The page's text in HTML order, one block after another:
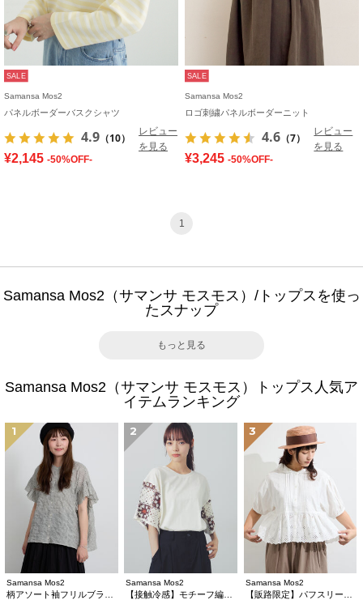
SALE
Samansa Mos2
パネルボーダーバスクシャツ
4.9 （10）
レビュー
を見る
¥2,145 -50%OFF-
SALE
Samansa Mos2
ロゴ刺繍パネルボーダーニット
4.6 （7）
レビュー
を見る
¥3,245 -50%OFF-
1
Samansa Mos2（サマンサ モスモス）/トップスを使っ
たスナップ
もっと見る
Samansa Mos2（サマンサ モスモス）トップス人気ア
イテムランキング
1
Samansa Mos2
2
Samansa Mos2
3
Samansa Mos2